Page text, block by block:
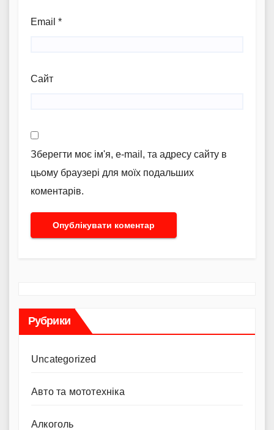
Email *
Сайт
Зберегти моє ім'я, e-mail, та адресу сайту в
цьому браузері для моїх подальших
коментарів.
Рубрики
Uncategorized
Авто та мототехніка
Алкоголь